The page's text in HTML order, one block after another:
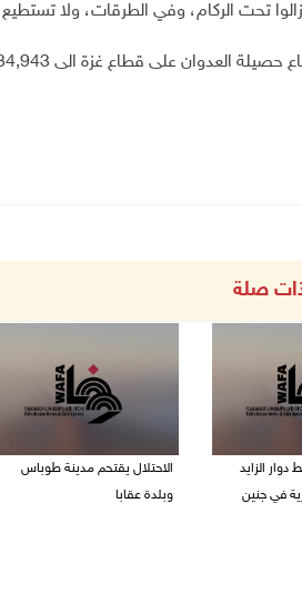
زالوا تحت الركام، وفي الطرقات، ولا
على قطاع غزة الى 34,943 شهيدا، و78,572 مصابا، منذ 7 تشرين الأول/ اكتوبر الماضي.
صلة
دوار الزايد
في جنين
الاحتلال يقتحم مدينة طوباس
وبلدة عقابا